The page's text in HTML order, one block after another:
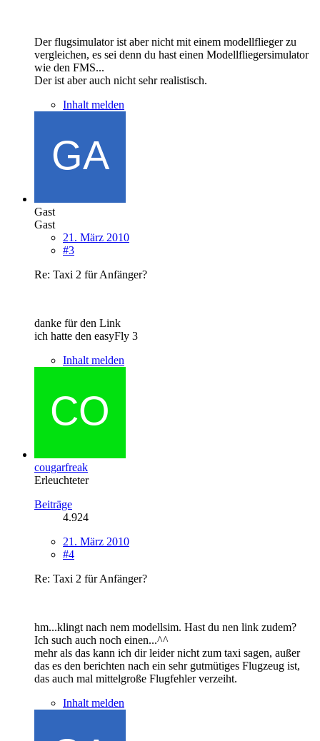
Der flugsimulator ist aber nicht mit einem modellflieger zu
vergleichen, es sei denn du hast einen Modellfliegersimulator
wie den FMS...
Der ist aber auch nicht sehr realistisch.
Inhalt melden
Gast
Gast
21. März 2010
#3
Re: Taxi 2 für Anfänger?
danke für den Link
ich hatte den easyFly 3
Inhalt melden
cougarfreak
Erleuchteter
Beiträge
4.924
21. März 2010
#4
Re: Taxi 2 für Anfänger?
hm...klingt nach nem modellsim. Hast du nen link zudem?
Ich such auch noch einen...^^
mehr als das kann ich dir leider nicht zum taxi sagen, außer
das es den berichten nach ein sehr gutmütiges Flugzeug ist,
das auch mal mittelgroße Flugfehler verzeiht.
Inhalt melden